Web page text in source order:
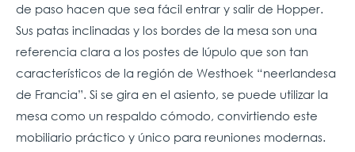
de paso hacen que sea fácil entrar y salir de Hopper.
Sus patas inclinadas y los bordes de la mesa son una
referencia clara a los postes de lúpulo que son tan
característicos de la región de Westhoek “neerlandesa
de Francia”. Si se gira en el asiento, se puede utilizar la
mesa como un respaldo cómodo, convirtiendo este
mobiliario práctico y único para reuniones modernas.